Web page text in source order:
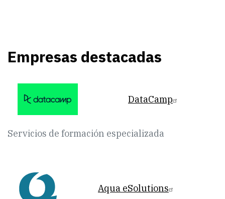
Empresas destacadas
Servicios de formación especializada
DataCamp
Aqua eSolutions